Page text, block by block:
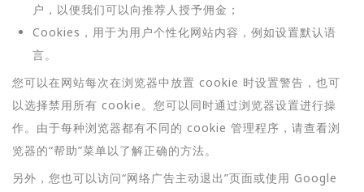
户，以便我们可以向推荐人授予佣金；
Cookies，用于为用户个性化网站内容，例如设置默认语
言。
您可以在网站每次在浏览器中放置 cookie 时设置警告，也可
以选择禁用所有 cookie。您可以同时通过浏览器设置进行操
作。由于每种浏览器都有不同的 cookie 管理程序，请查看浏
览器的“帮助”菜单以了解正确的方法。
另外，您也可以访问“网络广告主动退出”页面或使用 Google